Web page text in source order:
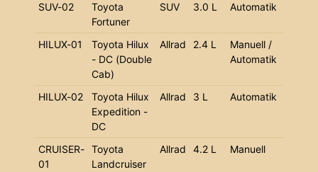
SUV-02
Toyota
Fortuner
SUV 3.0 L Automatik
HILUX-01
Toyota Hilux
- DC (Double
Cab)
Allrad 2.4 L
Manuell /
Automatik
HILUX-02
Toyota Hilux
Expedition -
DC
Allrad 3 L Automatik
CRUISER-
01
Toyota
Landcruiser
Allrad 4.2 L Manuell